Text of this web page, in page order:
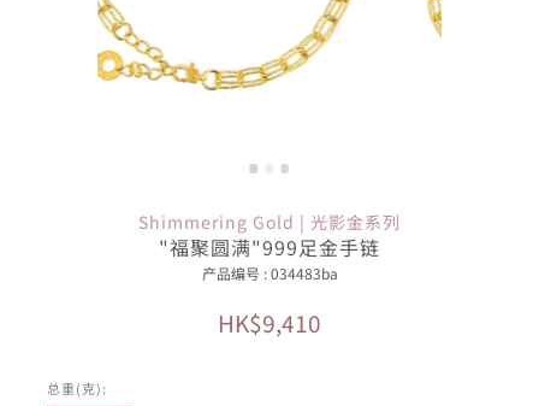
Shimmering Gold | 光影金系列
"福聚圆满"999足金手链
产品编号 : 034483ba
HK$9,410
总重(克):